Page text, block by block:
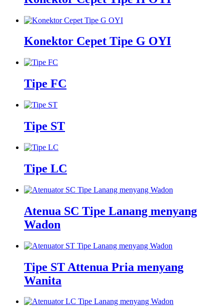
Konektor Cepet Tipe G OYI
Tipe FC
Tipe ST
Tipe LC
Atenua SC Tipe Lanang menyang
Wadon
Tipe ST Attenua Pria menyang
Wanita